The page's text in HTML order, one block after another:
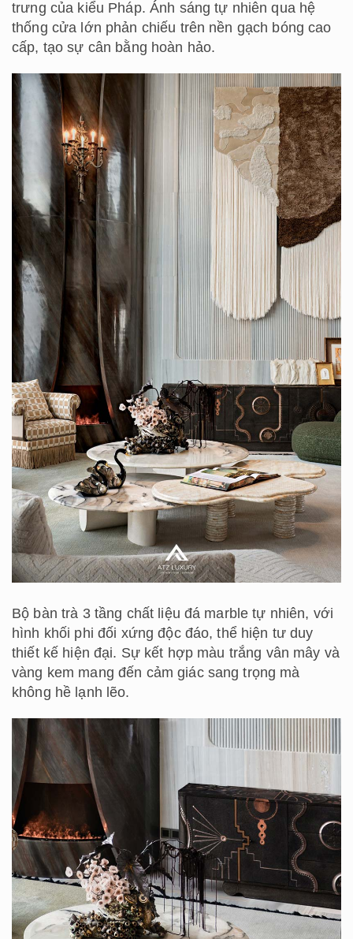
trưng của kiểu Pháp. Ánh sáng tự nhiên qua hệ
thống cửa lớn phản chiếu trên nền gạch bóng cao
cấp, tạo sự cân bằng hoàn hảo.
Bộ bàn trà 3 tầng chất liệu đá marble tự nhiên, với
hình khối phi đối xứng độc đáo, thể hiện tư duy
thiết kế hiện đại. Sự kết hợp màu trắng vân mây và
vàng kem mang đến cảm giác sang trọng mà
không hề lạnh lẽo.